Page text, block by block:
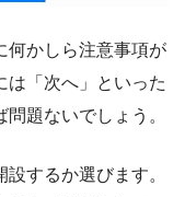
何かしら注意事項が
は「次へ」といった
題ないでしょう。
するか選びます。